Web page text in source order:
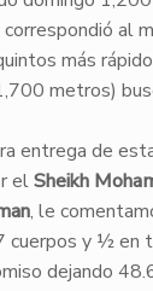
al
más
metros)
entrega de
elSheikh
, le
cuerpos y ½ en
dejando